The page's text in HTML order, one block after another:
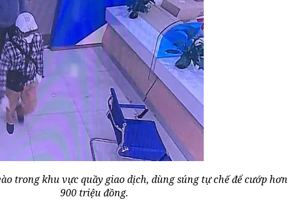
trong khu vực quầy giao dịch, dùng súng tự chế để cướp hơn
900 triệu đồng.